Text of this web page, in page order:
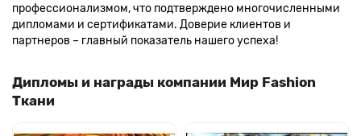
профессионализмом, что подтверждено многочисленными
дипломами и сертификатами. Доверие клиентов и
партнеров – главный показатель нашего успеха!
Дипломы и награды компании Мир Fashion
Ткани